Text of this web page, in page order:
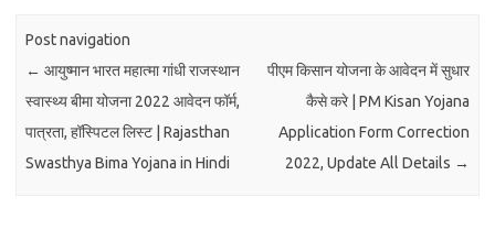
Post navigation
← आयुष्मान भारत महात्मा गांधी राजस्थान
स्वास्थ्य बीमा योजना 2022 आवेदन फॉर्म,
पात्रता, हॉस्पिटल लिस्ट | Rajasthan
Swasthya Bima Yojana in Hindi
पीएम किसान योजना के आवेदन में सुधार
कैसे करे | PM Kisan Yojana
Application Form Correction
2022, Update All Details →